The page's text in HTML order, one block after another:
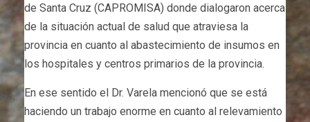
de Santa Cruz (CAPROMISA) donde dialogaron acerca
de la situación actual de salud que atraviesa la
provincia en cuanto al abastecimiento de insumos en
los hospitales y centros primarios de la provincia.
En ese sentido el Dr. Varela mencionó que se está
haciendo un trabajo enorme en cuanto al relevamiento